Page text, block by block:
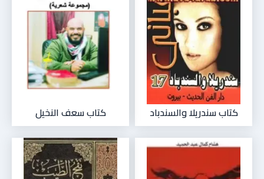
كتاب سندريلا والسندباد كتاب سعف النخيل